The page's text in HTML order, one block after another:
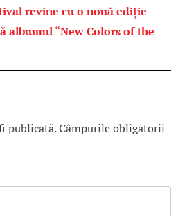
revine cu o nouă ediție
albumul “New Colors of the
publicată.Câmpurile obligatorii